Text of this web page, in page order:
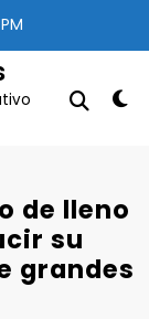
de lleno
su
grandes